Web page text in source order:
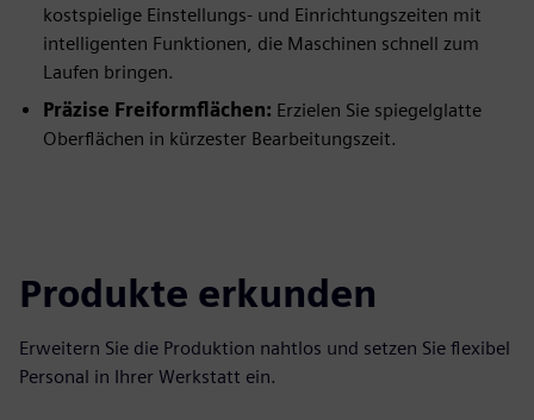
kostspielige Einstellungs- und Einrichtungszeiten mit
intelligenten Funktionen, die Maschinen schnell zum
Laufen bringen.
Präzise Freiformflächen: Erzielen Sie spiegelglatte
Oberflächen in kürzester Bearbeitungszeit.
Produkte erkunden
Erweitern Sie die Produktion nahtlos und setzen Sie flexibel
Personal in Ihrer Werkstatt ein.